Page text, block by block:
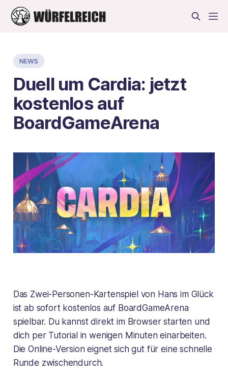
NEWS
Duell um Cardia: jetzt
kostenlos auf
BoardGameArena
Das Zwei-Personen-Kartenspiel von Hans im Glück
ist ab sofort kostenlos auf BoardGameArena
spielbar. Du kannst direkt im Browser starten und
dich per Tutorial in wenigen Minuten einarbeiten.
Die Online-Version eignet sich gut für eine schnelle
Runde zwischendurch.